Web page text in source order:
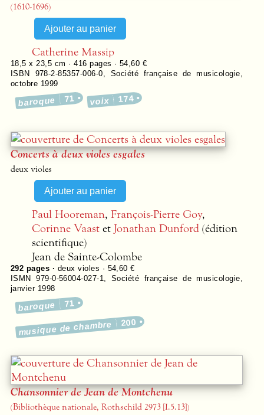
(1610-1696)
Catherine Massip
18,5 x 23,5 cm ·416 pages · 54,60 €
ISBN 978-2-85357-006-0
Société française de musicologie
octobre 1999
baroque 71 voix 174
Concerts à deux violes esgales
deux violes
Paul Hooreman, François-Pierre Goy,
Corinne Vaast et Jonathan Dunford (édition
scientifique)
Jean de Sainte-Colombe
292 pages · deux violes · 54,60 €
ISMN 979-0-56004-027-1
Société française de musicologie
janvier 1998
baroque 71
musique de chambre 200
Chansonnier de Jean de Montchenu
(Bibliothèque nationale, Rothschild 2973 [I.5.13])